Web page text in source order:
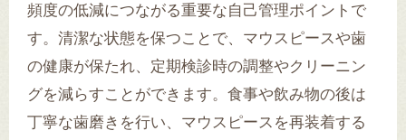
頻度の低減につながる重要な自己管理ポイントで
す。清潔な状態を保つことで、マウスピースや歯
の健康が保たれ、定期検診時の調整やクリーニン
グを減らすことができます。食事や飲み物の後は
丁寧な歯磨きを行い、マウスピースを再装着する